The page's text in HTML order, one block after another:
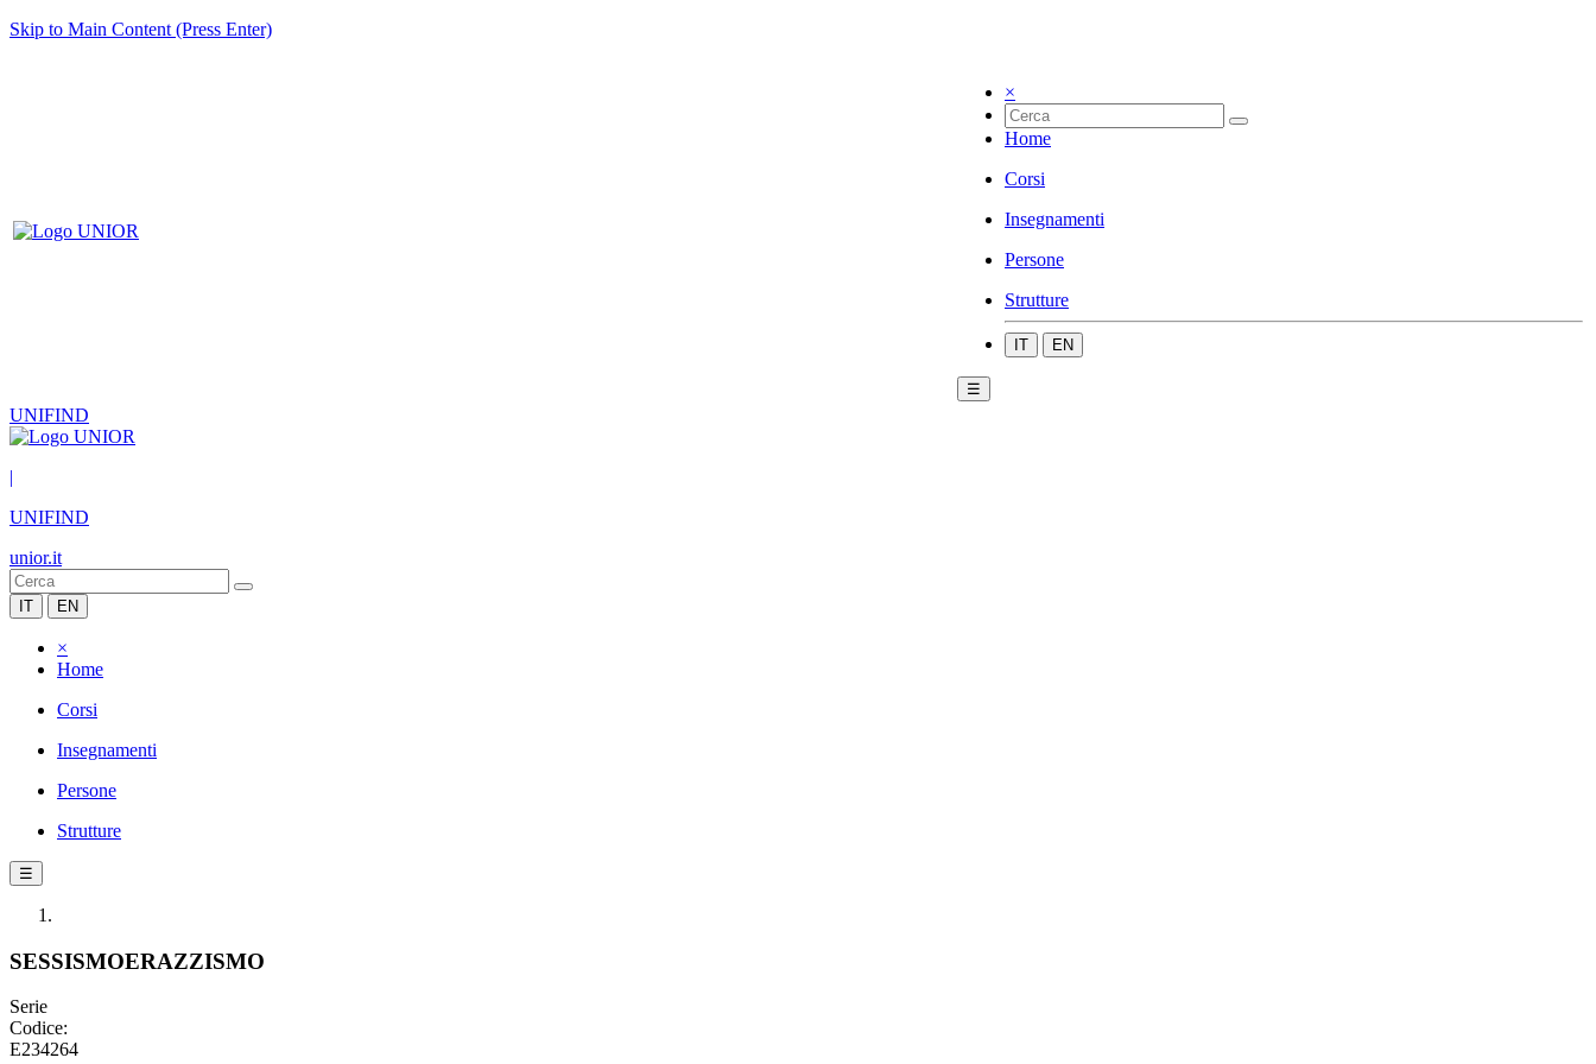
Skip to Main Content (Press Enter)
×
Home
Corsi
Insegnamenti
Persone
Strutture
IT EN
☰
UNIFIND
|
UNIFIND
unior.it
IT EN
×
Home
Corsi
Insegnamenti
Persone
Strutture
☰
SESSISMOERAZZISMO
Serie
Codice:
E234264